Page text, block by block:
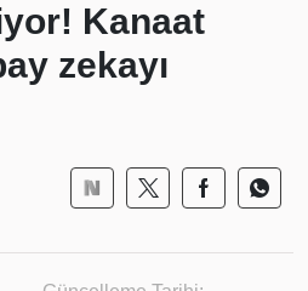
Kanaat
zekayı